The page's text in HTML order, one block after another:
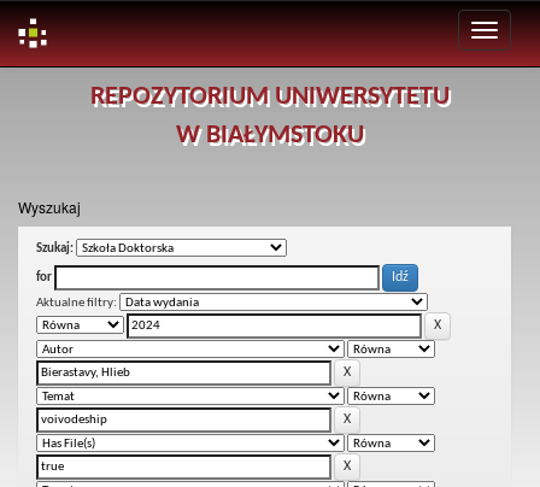
REPOZYTORIUM UNIWERSYTETU
W BIAŁYMSTOKU
Wyszukaj
Szukaj:
for
Aktualne filtry: